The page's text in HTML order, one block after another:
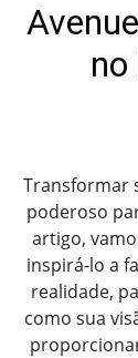
Transformar
poderoso
artigo,
inspirá-lo a
realidade,
como sua